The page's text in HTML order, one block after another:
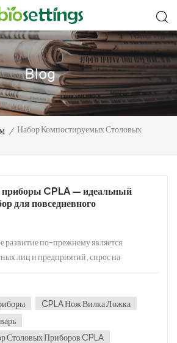
/ Набор Компостируемых Столовых
приборы CPLA — идеальный
для повседневного
развитие по-прежнему является
лиц и предприятий, спрос на
продукцию растет. Одним из выдающихся
посуды является CPLA столовые
и экологически чистая
CPLA Нож Вилка Ложка
Столовых Приборов CPLA